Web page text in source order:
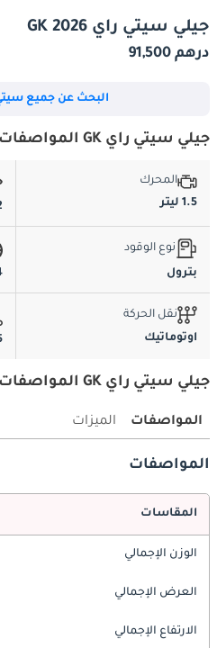
جيلي سيتي راي GK 2026
درهم 91,500
البحث عن جميع
جيلي سيتي راي GK المواصفات الأساسية
المحرك
1.5 ليتر
نوع الوقود
بترول
نقل الحركة
اوتوماتيك
5
جيلي سيتي راي GK المواصفات والميزات
المواصفات الميزات
المواصفات
المقاسات
الوزن الإجمالي
العرض الإجمالي
الارتفاع الإجمالي